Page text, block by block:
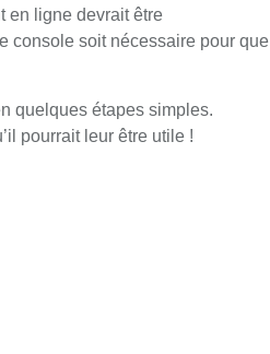
en ligne devrait être
console soit nécessaire pour que
quelques étapes simples.
pourrait leur être utile !